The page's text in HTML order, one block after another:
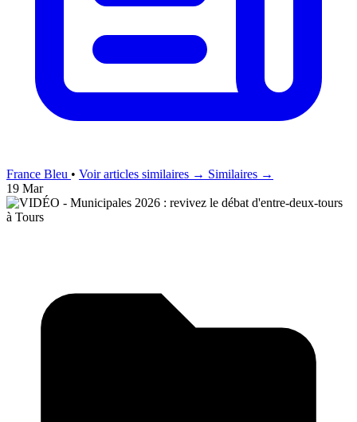
France Bleu • Voir articles similaires → Similaires →
19 Mar